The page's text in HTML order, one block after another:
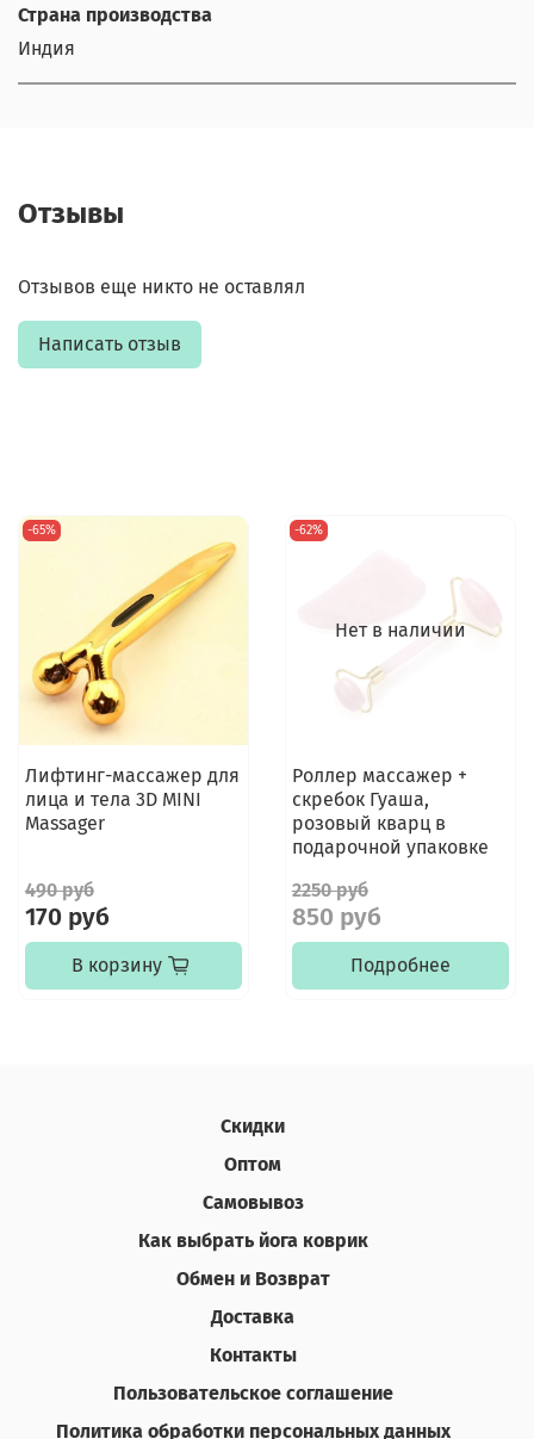
Страна производства
Индия
Отзывы
Отзывов еще никто не оставлял
Написать отзыв
-65%
Лифтинг-массажер для
лица и тела 3D MINI
Massager
490 руб
170 руб
В корзину
Нет в наличии
-62%
Роллер массажер +
скребок Гуаша,
розовый кварц в
подарочной упаковке
2250 руб
850 руб
Подробнее
Скидки
Оптом
Самовывоз
Как выбрать йога коврик
Обмен и Возврат
Доставка
Контакты
Пользовательское соглашение
Политика обработки персональных данных